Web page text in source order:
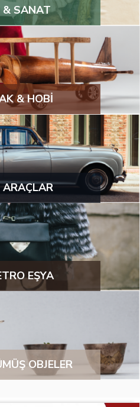
& SANAT
& HOBİ
EŞYA
OBJELER